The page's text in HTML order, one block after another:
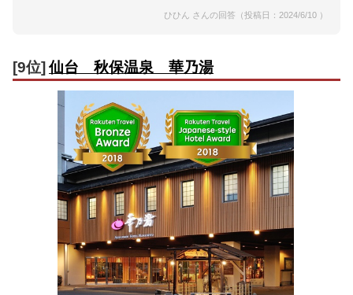
ひひん さんの回答（投稿日：2024/6/10 ）
[9位] 仙台 秋保温泉 華乃湯